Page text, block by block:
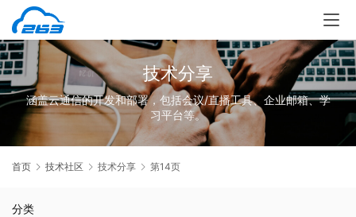
技术分享
涵盖云通信的开发和部署，包括会议/直播工具、企业邮箱、学
习平台等。
首页 技术社区 技术分享 第14页
分类